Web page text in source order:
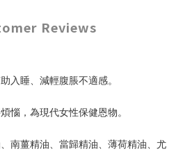
Reviews
入睡、減輕腹脹不適感。
惱，為現代女性保健恩物。
南薑精油、當歸精油、薄荷精油、尤